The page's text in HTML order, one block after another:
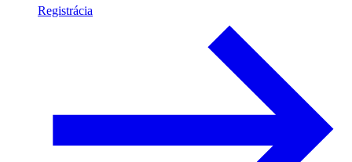
Registrácia